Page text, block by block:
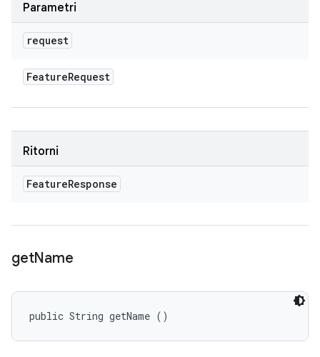
Parametri
request
FeatureRequest
Ritorni
FeatureResponse
getName
public String getName ()